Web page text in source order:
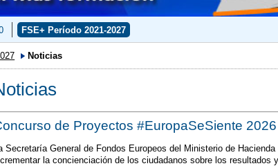
FSE+ Período 2021-2027
Noticias
de Proyectos #EuropaSeSiente 2026
Secretaría General de Fondos Europeos del Ministerio de
la concienciación de los ciudadanos sobre los